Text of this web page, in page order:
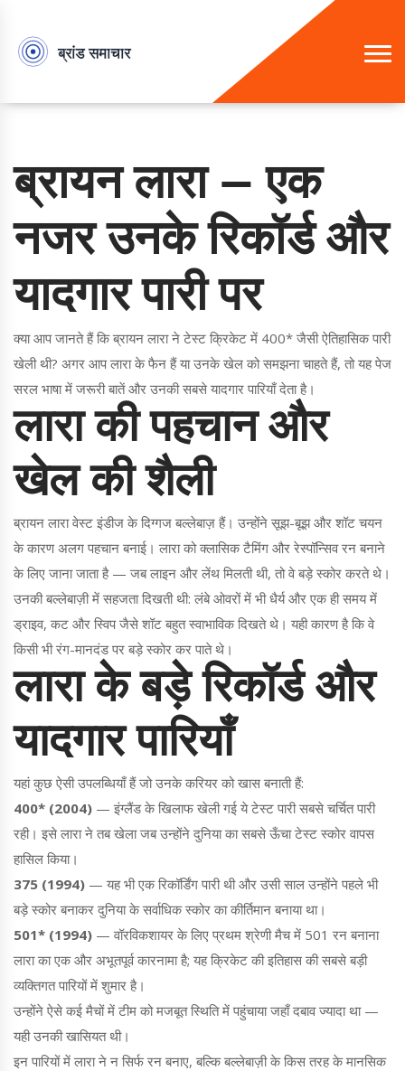
ब्रायन लारा — एक
नजर उनके रिकॉर्ड और
यादगार पारी पर
क्या आप जानते हैं कि ब्रायन लारा ने टेस्ट क्रिकेट में 400* जैसी ऐतिहासिक पारी
खेली थी? अगर आप लारा के फैन हैं या उनके खेल को समझना चाहते हैं, तो यह पेज
सरल भाषा में जरूरी बातें और उनकी सबसे यादगार पारियाँ देता है।
लारा की पहचान और
खेल की शैली
ब्रायन लारा वेस्ट इंडीज के दिग्गज बल्लेबाज़ हैं। उन्होंने सूझ-बूझ और शॉट चयन
के कारण अलग पहचान बनाई। लारा को क्लासिक टैमिंग और रेस्पॉन्सिव रन बनाने
के लिए जाना जाता है — जब लाइन और लेंथ मिलती थी, तो वे बड़े स्कोर करते थे।
उनकी बल्लेबाज़ी में सहजता दिखती थी: लंबे ओवरों में भी धैर्य और एक ही समय में
ड्राइव, कट और स्विप जैसे शॉट बहुत स्वाभाविक दिखते थे। यही कारण है कि वे
किसी भी रंग-मानदंड पर बड़े स्कोर कर पाते थे।
लारा के बड़े रिकॉर्ड और
यादगार पारियाँ
यहां कुछ ऐसी उपलब्धियाँ हैं जो उनके करियर को खास बनाती हैं:
400* (2004) — इंग्लैंड के खिलाफ खेली गई ये टेस्ट पारी सबसे चर्चित पारी
रही। इसे लारा ने तब खेला जब उन्होंने दुनिया का सबसे ऊँचा टेस्ट स्कोर वापस
हासिल किया।
375 (1994) — यह भी एक रिकॉर्डिंग पारी थी और उसी साल उन्होंने पहले भी
बड़े स्कोर बनाकर दुनिया के सर्वाधिक स्कोर का कीर्तिमान बनाया था।
501* (1994) — वॉरविकशायर के लिए प्रथम श्रेणी मैच में 501 रन बनाना
लारा का एक और अभूतपूर्व कारनामा है; यह क्रिकेट की इतिहास की सबसे बड़ी
व्यक्तिगत पारियों में शुमार है।
उन्होंने ऐसे कई मैचों में टीम को मजबूत स्थिति में पहुंचाया जहाँ दबाव ज्यादा था —
यही उनकी खासियत थी।
इन पारियों में लारा ने न सिर्फ रन बनाए, बल्कि बल्लेबाज़ी के किस तरह के मानसिक